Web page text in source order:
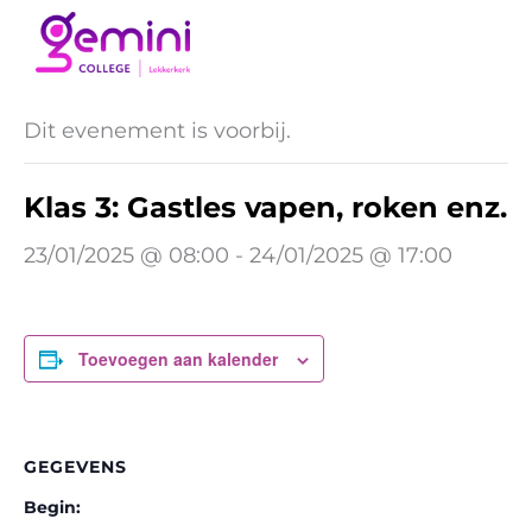
naar
inhoud
« Alle Evenementen
Dit evenement is voorbij.
Klas 3: Gastles vapen, roken enz.
23/01/2025 @ 08:00 - 24/01/2025 @ 17:00
Toevoegen aan kalender
GEGEVENS
Begin: